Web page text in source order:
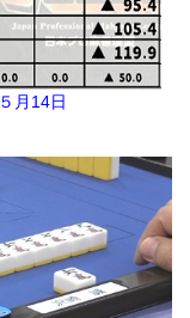
５月14日